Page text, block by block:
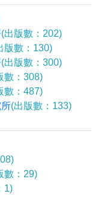
(出版數：202)
版數：130)
(出版數：300)
數：308)
數：487)
(出版數：133)
數：29)
1)